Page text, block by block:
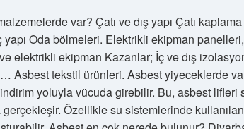
var? Çatı ve dış yapı Çatı
Oda bölmeleri. Elektrikli ekipman panelleri,
elektrikli ekipman Kazanlar; İç ve dış
… Asbest tekstil ürünleri. Asbest yiyeceklerde
yoluyla vücuda girebilir. Bu, asbest lifleri
Özellikle su sistemlerinde